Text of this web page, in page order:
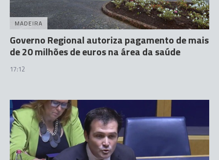
MADEIRA
Governo Regional autoriza pagamento de mais
de 20 milhões de euros na área da saúde
17:12